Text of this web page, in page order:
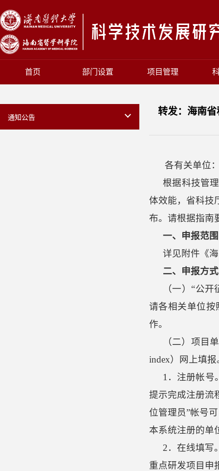
首页 部门设置 项目管理
通知公告
转发：海南
各有关单位
根据科技管
体效能，省科技
布。请根据指南
一、申报范围
详见附件《
二、申报方式
（一） “公开
请各相关单位按
作。
（二）项目
index）网上填
1．注册帐号
提示完成注册流
位管理员”帐号
本系统注册的单
2．在线填写
重点研发项目申